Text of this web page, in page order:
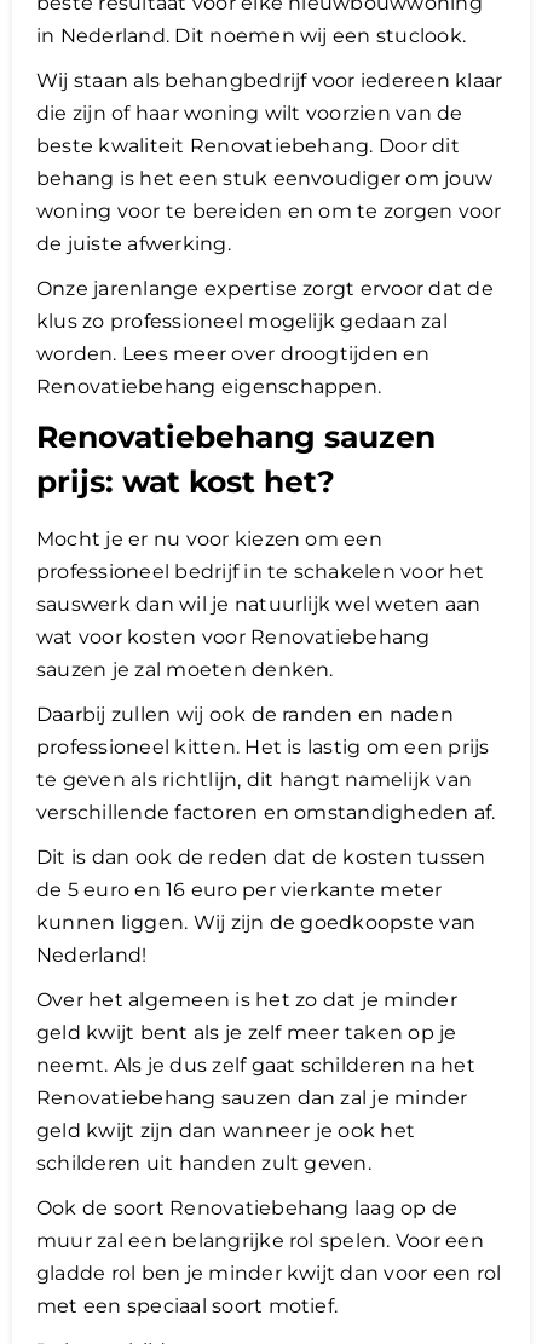
in Nederland. Dit noemen wij een stuclook.
​Wij staan als behangbedrijf voor iedereen klaar
die zijn of haar woning wilt voorzien van de
beste kwaliteit Renovatiebehang. Door dit
behang is het een stuk eenvoudiger om jouw
woning voor te bereiden en om te zorgen voor
de juiste afwerking.
Onze jarenlange expertise zorgt ervoor dat de
klus zo professioneel mogelijk gedaan zal
worden. Lees meer over droogtijden en
Renovatiebehang eigenschappen.
Renovatiebehang sauzen
prijs: wat kost het?
Mocht je er nu voor kiezen om een
professioneel bedrijf in te schakelen voor het
sauswerk dan wil je natuurlijk wel weten aan
wat voor kosten voor Renovatiebehang
sauzen je zal moeten denken.
Daarbij zullen wij ook de randen en naden
professioneel kitten. Het is lastig om een prijs
te geven als richtlijn, dit hangt namelijk van
verschillende factoren en omstandigheden af.
Dit is dan ook de reden dat de kosten tussen
de 5 euro en 16 euro per vierkante meter
kunnen liggen. Wij zijn de goedkoopste van
Nederland!
Over het algemeen is het zo dat je minder
geld kwijt bent als je zelf meer taken op je
neemt. Als je dus zelf gaat schilderen na het
Renovatiebehang sauzen dan zal je minder
geld kwijt zijn dan wanneer je ook het
schilderen uit handen zult geven.
​Ook de soort Renovatiebehang laag op de
muur zal een belangrijke rol spelen. Voor een
gladde rol ben je minder kwijt dan voor een rol
met een speciaal soort motief.